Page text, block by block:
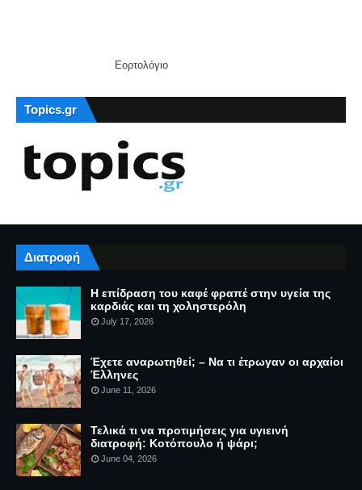
Εορτολόγιο
Topics.gr
Διατροφή
Η επίδραση του καφέ φραπέ στην υγεία της
καρδιάς και τη χοληστερόλη
July 17, 2026
Έχετε αναρωτηθεί; – Να τι έτρωγαν οι αρχαίοι
Έλληνες
June 11, 2026
Τελικά τι να προτιμήσεις για υγιεινή
διατροφή: Κοτόπουλο ή ψάρι;
June 04, 2026